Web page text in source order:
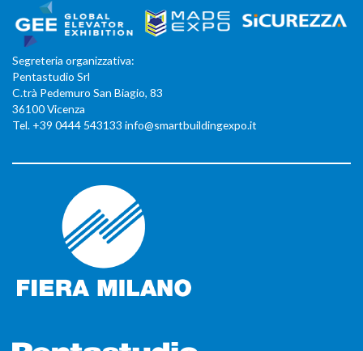
Segreteria organizzativa:
Pentastudio Srl
C.trà Pedemuro San Biagio, 83
36100 Vicenza
Tel. +39 0444 543133 info@smartbuildingexpo.it